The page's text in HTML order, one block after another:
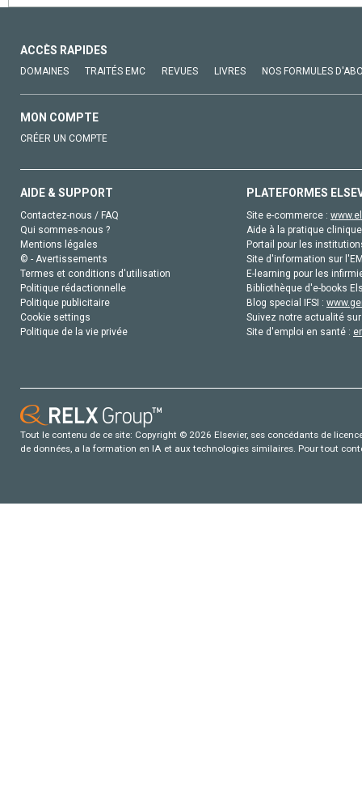
ACCÈS RAPIDES
DOMAINES TRAITÉS EMC REVUES LIVRES NOS FORMULES
MON COMPTE
CRÉER UN COMPTE
AIDE & SUPPORT
Contactez-nous / FAQ
Qui sommes-nous ?
Mentions légales
© - Avertissements
Termes et conditions d'utilisation
Politique rédactionnelle
Politique publicitaire
Cookie settings
Politique de la vie privée
PLATEFORMES
Site e-commerce :
Aide à la pratique
Portail pour les
Site d'information sur
E-learning pour les
Bibliothèque d'e-books
Blog special IFSI :
Suivez notre actualité
Site d'emploi en santé :
Tout le contenu de ce site: Copyright © 2026 Elsevier, ses concédants de
de données, a la formation en IA et aux technologies similaires. Pour tout